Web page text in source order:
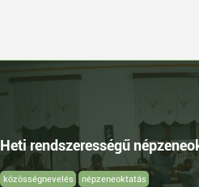
Heti rendszerességű
közösségnevelés népzeneoktatás